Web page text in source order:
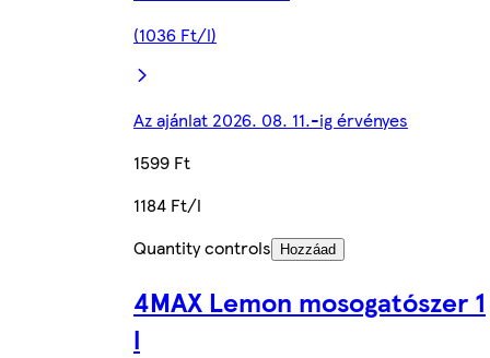
(1036 Ft/l)
Az ajánlat 2026. 08. 11.-ig érvényes
1599 Ft
1184 Ft/l
Quantity controls
Hozzáad
4MAX Lemon mosogatószer 1
l